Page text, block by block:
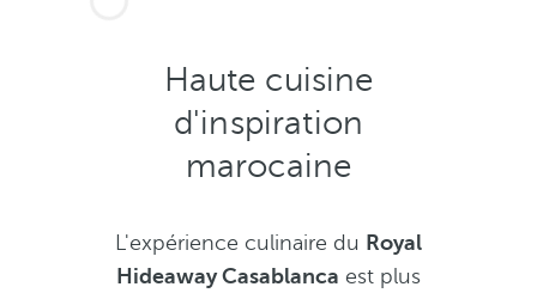
Haute cuisine
d'inspiration
marocaine
L'expérience culinaire du Royal
Hideaway Casablanca est plus